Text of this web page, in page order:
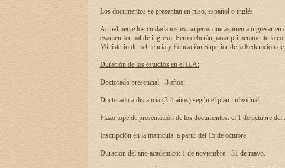
Los documentos se presentan en ruso, español o inglés.
Actualmente los ciudadanos extranjeros que aspiren a ingresar
examen formal de ingreso. Pero deberán pasar primeramente la
Ministerio de la Ciencia y Educación Superior de la Federación
Duración de los estudios en el ILA:
Doctorado presencial - 3 años;
Doctorado a distancia (3-4 años) según el plan individual.
Plazo tope de presentación de los documentos: el 1 de octubre del
Inscripción en la matricula: a partir del 15 de octubre.
Duración del año académico: 1 de noviembre - 31 de mayo.